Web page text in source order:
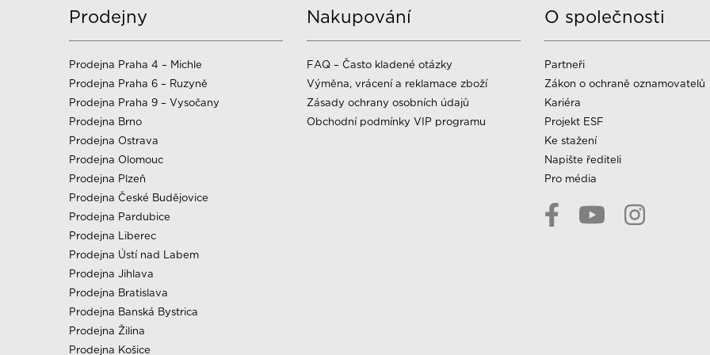
Prodejny
Prodejna Praha 4 – Michle
Prodejna Praha 6 – Ruzyně
Prodejna Praha 9 – Vysočany
Prodejna Brno
Prodejna Ostrava
Prodejna Olomouc
Prodejna Plzeň
Prodejna České Budějovice
Prodejna Pardubice
Prodejna Liberec
Prodejna Ústí nad Labem
Prodejna Jihlava
Prodejna Bratislava
Prodejna Banská Bystrica
Prodejna Žilina
Prodejna Košice
Nakupování
FAQ – Často kladené otázky
Výměna, vrácení a reklamace zboží
Zásady ochrany osobních údajů
Obchodní podmínky VIP programu
O společnosti
Partneři
Zákon o ochraně oznamovatelů
Kariéra
Projekt ESF
Ke stažení
Napište řediteli
Pro média